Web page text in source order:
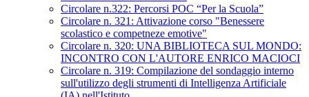
Circolare n.322: Percorsi POC “Per la Scuola”
Circolare n. 321: Attivazione corso "Benessere
scolastico e competneze emotive"
Circolare n. 320: UNA BIBLIOTECA SUL MONDO:
INCONTRO CON L'AUTORE ENRICO MACIOCI
Circolare n. 319: Compilazione del sondaggio interno
sull'utilizzo degli strumenti di Intelligenza Artificiale